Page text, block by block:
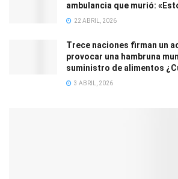
ambulancia que murió:
22 ABRIL, 2026
Trece naciones firman un
provocar una hambruna
suministro de alimentos
3 ABRIL, 2026